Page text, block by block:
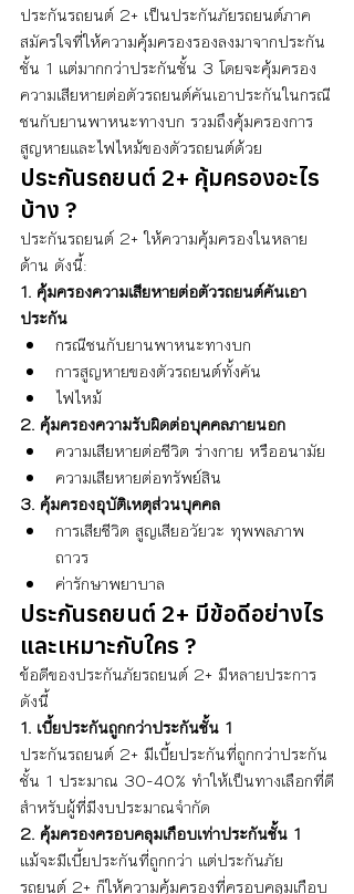
ประกันรถยนต์ 2+ เป็นประกันภัยรถยนต์ภาค
สมัครใจที่ให้ความคุ้มครองรองลงมาจากประกัน
ชั้น 1 แต่มากกว่าประกันชั้น 3 โดยจะคุ้มครอง
ความเสียหายต่อตัวรถยนต์คันเอาประกันในกรณี
ชนกับยานพาหนะทางบก รวมถึงคุ้มครองการ
สูญหายและไฟไหม้ของตัวรถยนต์ด้วย
ประกันรถยนต์ 2+ คุ้มครองอะไร
บ้าง ?
ประกันรถยนต์ 2+ ให้ความคุ้มครองในหลาย
ด้าน ดังนี้:
1. คุ้มครองความเสียหายต่อตัวรถยนต์คันเอา
ประกัน
กรณีชนกับยานพาหนะทางบก
การสูญหายของตัวรถยนต์ทั้งคัน
ไฟไหม้
2. คุ้มครองความรับผิดต่อบุคคลภายนอก
ความเสียหายต่อชีวิต ร่างกาย หรืออนามัย
ความเสียหายต่อทรัพย์สิน
3. คุ้มครองอุบัติเหตุส่วนบุคคล
การเสียชีวิต สูญเสียอวัยวะ ทุพพลภาพ
ถาวร
ค่ารักษาพยาบาล
ประกันรถยนต์ 2+ มีข้อดีอย่างไร
และเหมาะกับใคร ?
ข้อดีของประกันภัยรถยนต์ 2+ มีหลายประการ
ดังนี้
1. เบี้ยประกันถูกกว่าประกันชั้น 1
ประกันรถยนต์ 2+ มีเบี้ยประกันที่ถูกกว่าประกัน
ชั้น 1 ประมาณ 30-40% ทำให้เป็นทางเลือกที่ดี
สำหรับผู้ที่มีงบประมาณจำกัด
2. คุ้มครองครอบคลุมเกือบเท่าประกันชั้น 1
แม้จะมีเบี้ยประกันที่ถูกกว่า แต่ประกันภัย
รถยนต์ 2+ ก็ให้ความคุ้มครองที่ครอบคลุมเกือบ